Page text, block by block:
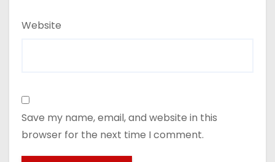
Website
Save my name, email, and website in this
browser for the next time I comment.